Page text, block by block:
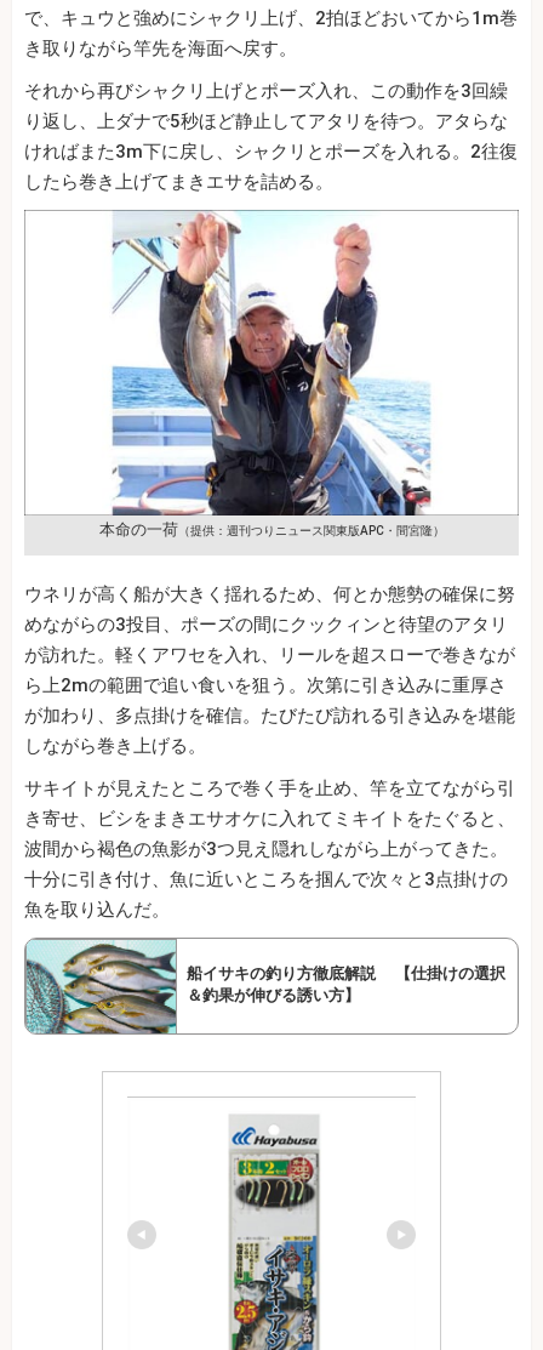
で、キュウと強めにシャクリ上げ、2拍ほどおいてから1m巻
き取りながら竿先を海面へ戻す。
それから再びシャクリ上げとポーズ入れ、この動作を3回繰
り返し、上ダナで5秒ほど静止してアタリを待つ。アタらな
ければまた3m下に戻し、シャクリとポーズを入れる。2往復
したら巻き上げてまきエサを詰める。
本命の一荷（提供：週刊つりニュース関東版APC・間宮隆）
ウネリが高く船が大きく揺れるため、何とか態勢の確保に努
めながらの3投目、ポーズの間にクックィンと待望のアタリ
が訪れた。軽くアワセを入れ、リールを超スローで巻きなが
ら上2mの範囲で追い食いを狙う。次第に引き込みに重厚さ
が加わり、多点掛けを確信。たびたび訪れる引き込みを堪能
しながら巻き上げる。
サキイトが見えたところで巻く手を止め、竿を立てながら引
き寄せ、ビシをまきエサオケに入れてミキイトをたぐると、
波間から褐色の魚影が3つ見え隠れしながら上がってきた。
十分に引き付け、魚に近いところを掴んで次々と3点掛けの
魚を取り込んだ。
船イサキの釣り方徹底解説 【仕掛けの選択
＆釣果が伸びる誘い方】